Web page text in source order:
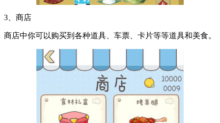
3、商店
商店中你可以购买到各种道具、车票、卡片等等道具和美食。